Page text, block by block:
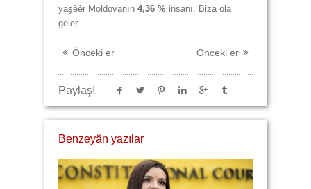
yaşêêr Moldovanın 4,36 % insanı. Bizä ölä
geler.
Önceki er Önceki er
Paylaş!
Benzeyän yazılar